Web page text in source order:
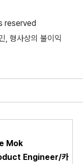
reserved
, 형사상의 불이익
Mok
Engineer/카